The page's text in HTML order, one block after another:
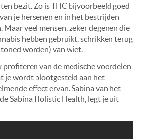
bezit. Zo is THC bijvoorbeeld goed
je hersenen en in het bestrijden
Maar veel mensen, zeker degenen die
hebben gebruikt, schrikken terug
worden) van wiet.
profiteren van de medische voordelen
je wordt blootgesteld aan het
effect ervan. Sabina van het
Sabina Holistic Health, legt je uit